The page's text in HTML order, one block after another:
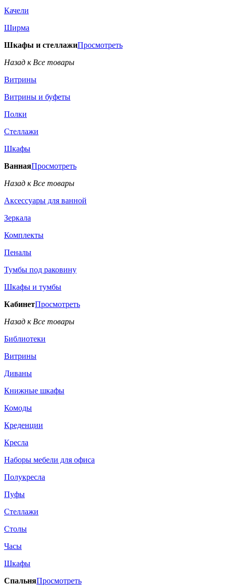
Качели
Ширма
Шкафы и стеллажиПросмотреть
Назад к Все товары
Витрины
Витрины и буфеты
Полки
Стеллажи
Шкафы
ВаннаяПросмотреть
Назад к Все товары
Аксессуары для ванной
Зеркала
Комплекты
Пеналы
Тумбы под раковину
Шкафы и тумбы
КабинетПросмотреть
Назад к Все товары
Библиотеки
Витрины
Диваны
Книжные шкафы
Комоды
Креденции
Кресла
Наборы мебели для офиса
Полукресла
Пуфы
Стеллажи
Столы
Часы
Шкафы
СпальняПросмотреть